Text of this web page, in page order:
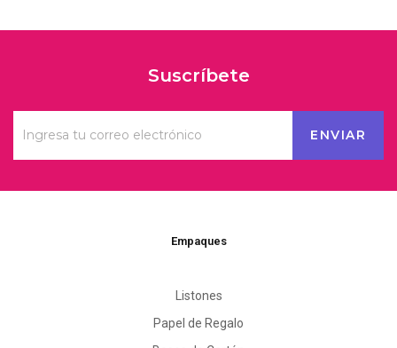
Suscríbete
Empaques
Listones
Papel de Regalo